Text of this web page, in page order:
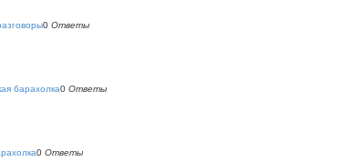
0 Ответы
барахолка0 Ответы
0 Ответы